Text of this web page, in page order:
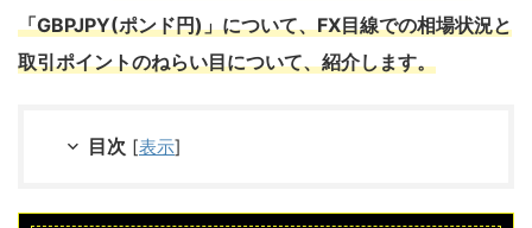
「GBPJPY(ポンド円)」について、FX目線での相場状況と
取引ポイントのねらい目について、紹介します。
目次 [表示]